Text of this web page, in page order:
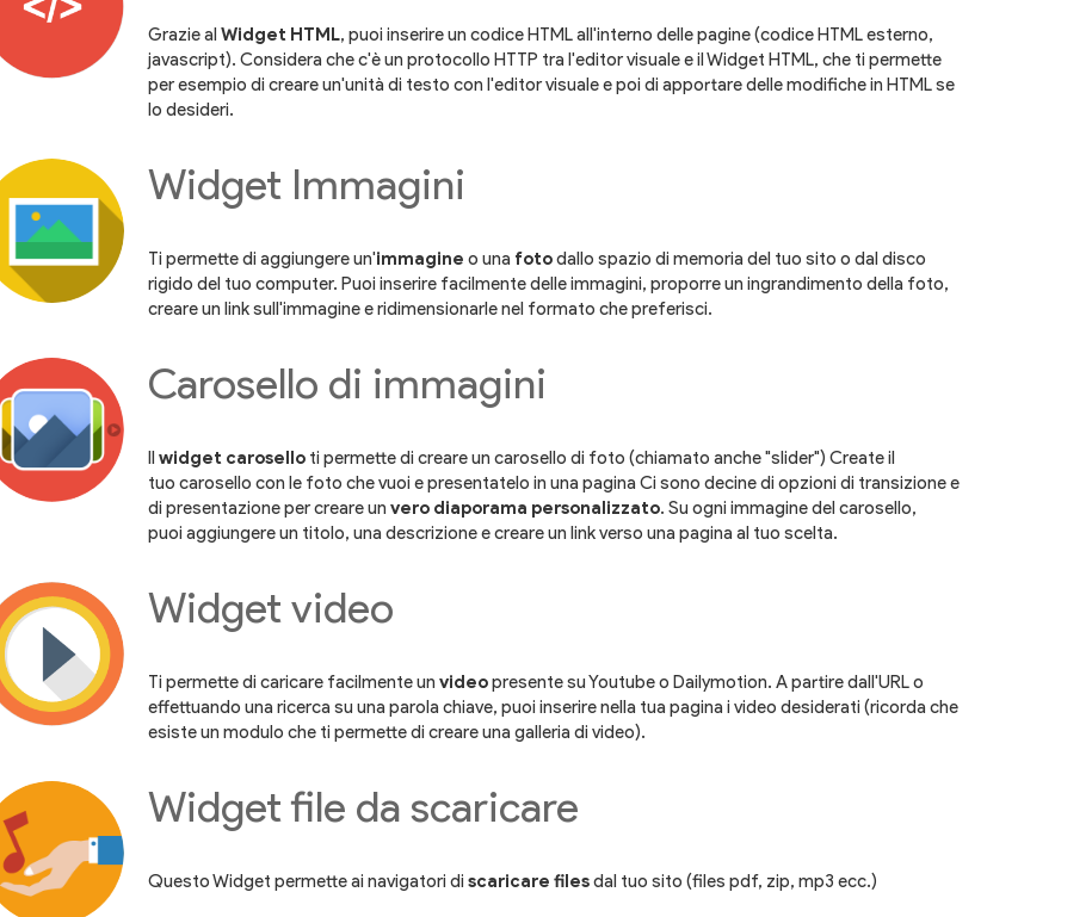
Grazie al Widget HTML, puoi inserire un codice HTML all'interno delle pagine (codice HTML esterno,
javascript). Considera che c'è un protocollo HTTP tra l'editor visuale e il Widget HTML, che ti permette
per esempio di creare un'unità di testo con l'editor visuale e poi di apportare delle modifiche in HTML se
lo desideri.
Widget Immagini
Ti permette di aggiungere un'immagine o una fotodallo spazio di memoria del tuo sito o dal disco
rigido del tuo computer. Puoi inserire facilmente delle immagini, proporre un ingrandimento della foto,
creare un link sull'immagine e ridimensionarle nel formato che preferisci.
Carosello di immagini
Il widget caroselloti permette di creare un carosello di foto (chiamato anche "slider") Create il
tuo carosello con le foto che vuoi e presentatelo in una pagina Ci sono decine di opzioni di transizione e
di presentazione per creare un vero diaporama personalizzato. Su ogni immagine del carosello,
puoi aggiungere un titolo, una descrizione e creare un link verso una pagina al tuo scelta.
Widget video
Ti permette di caricare facilmente un videopresente su Youtube o Dailymotion. A partire dall'URL o
effettuando una ricerca su una parola chiave, puoi inserire nella tua pagina i video desiderati (ricorda che
esiste un modulo che ti permette di creare una galleria di video).
Widget file da scaricare
Questo Widget permette ai navigatori di scaricare filesdal tuo sito (files pdf, zip, mp3 ecc.)